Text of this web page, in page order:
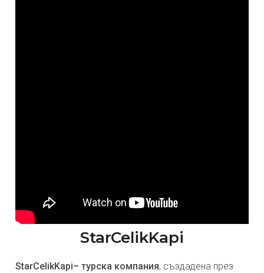
StarCelikKapi
StarCelikKapi– турска компания, създадена през